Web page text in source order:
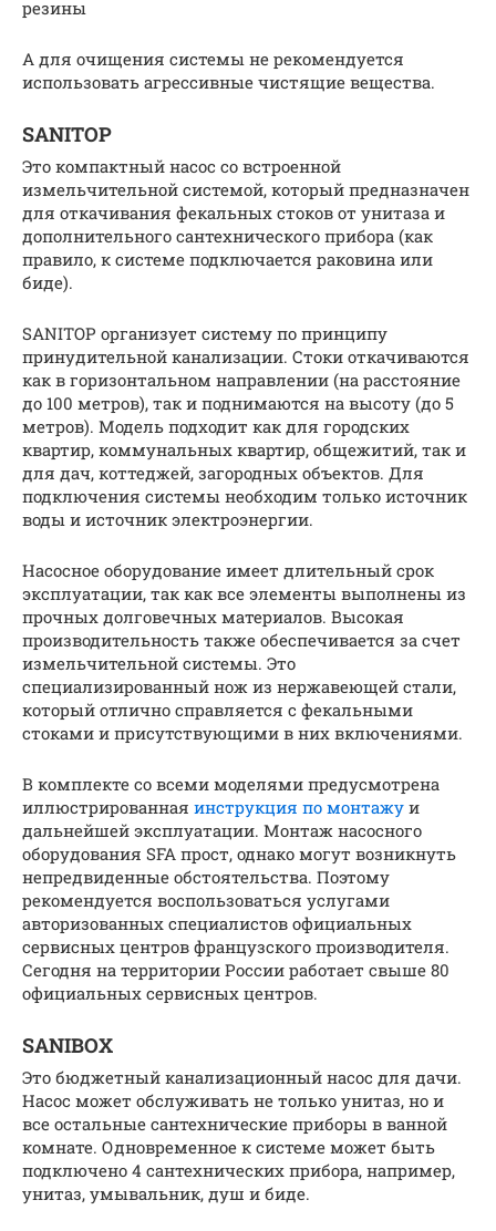
резины
А для очищения системы не рекомендуется
использовать агрессивные чистящие вещества.
SANITOP
Это компактный насос со встроенной
измельчительной системой, который предназначен
для откачивания фекальных стоков от унитаза и
дополнительного сантехнического прибора (как
правило, к системе подключается раковина или
биде).
SANITOP организует систему по принципу
принудительной канализации. Стоки откачиваются
как в горизонтальном направлении (на расстояние
до 100 метров), так и поднимаются на высоту (до 5
метров). Модель подходит как для городских
квартир, коммунальных квартир, общежитий, так и
для дач, коттеджей, загородных объектов. Для
подключения системы необходим только источник
воды и источник электроэнергии.
Насосное оборудование имеет длительный срок
эксплуатации, так как все элементы выполнены из
прочных долговечных материалов. Высокая
производительность также обеспечивается за счет
измельчительной системы. Это
специализированный нож из нержавеющей стали,
который отлично справляется с фекальными
стоками и присутствующими в них включениями.
В комплекте со всеми моделями предусмотрена
иллюстрированная инструкция по монтажу и
дальнейшей эксплуатации. Монтаж насосного
оборудования SFA прост, однако могут возникнуть
непредвиденные обстоятельства. Поэтому
рекомендуется воспользоваться услугами
авторизованных специалистов официальных
сервисных центров французского производителя.
Сегодня на территории России работает свыше 80
официальных сервисных центров.
SANIBOX
Это бюджетный канализационный насос для дачи.
Насос может обслуживать не только унитаз, но и
все остальные сантехнические приборы в ванной
комнате. Одновременное к системе может быть
подключено 4 сантехнических прибора, например,
унитаз, умывальник, душ и биде.